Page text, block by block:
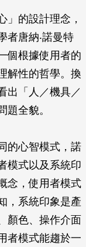
」的設計理念，
者唐納‧諾曼特
個根據使用者的
解性的哲學。換
出「人／機具／
題全貌。
的心智模式，諾
模式以及系統印
念，使用者模式
，系統印象是產
顏色、操作介面
者模式能趨於一